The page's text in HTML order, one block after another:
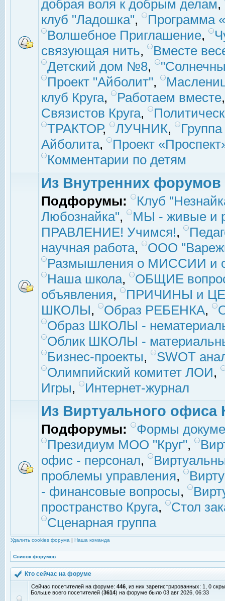
добрая воля к добрым делам,
клуб "Ладошка",
Программа
Волшебное Приглашение,
связующая нить,
Вместе
Детский дом №8,
Проект "Айболит",
клуб Круга, Работаем вместе
Связистов Круга,
ТРАКТОР, ЛУЧНИК,
Айболита,
Проект
Комментарии по детям
Из Внутренних форумов
Подфорумы:
Клуб
Любознайка",
МЫ - живые и
ПРАВЛЕНИЕ! Учимся!,
научная работа,
ООО
Размышления о МИССИИ и
Наша школа,
ОБЩИЕ
объявления,
ПРИЧИНЫ и
ШКОЛЫ, Образ РЕБЕНКА,
Образ ШКОЛЫ -
Облик ШКОЛЫ -
Бизнес-проекты,
SWOT
Олимпийский комитет ЛОИ,
Игры, Интернет-журнал
Из Виртуального офиса
Подфорумы:
Формы
Президиум МОО "Круг",
офис - персонал,
проблемы управления,
- финансовые вопросы,
пространство Круга,
Стол
Сценарная группа
Удалить cookies форума | Наша команда
Список форумов
Кто сейчас на форуме
Сейчас посетителей на форуме: 446 , из них зарегистрированных: 1, 0
Больше всего посетителей (3614) на форуме было 03 авг 2026, 06:33